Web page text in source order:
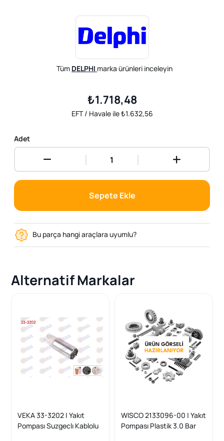
Tüm DELPHI marka ürünleri inceleyin
₺1.718,48
EFT / Havale ile ₺1.632,56
Adet
Sepete Ekle
Bu parça hangi araçlara uyumlu?
Alternatif Markalar
VEKA 33-3202 | Yakıt
Pompası Suzgeclı Kablolu
WISCO 2133096-00 | Yakıt
Pompası Plastik 3.0 Bar